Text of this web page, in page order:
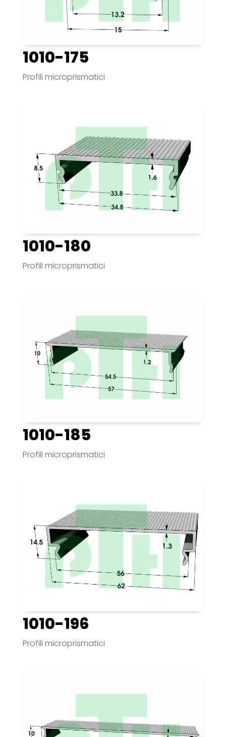
1010-175
Profili microprismatici
1010-180
Profili microprismatici
1010-185
Profili microprismatici
1010-196
Profili microprismatici